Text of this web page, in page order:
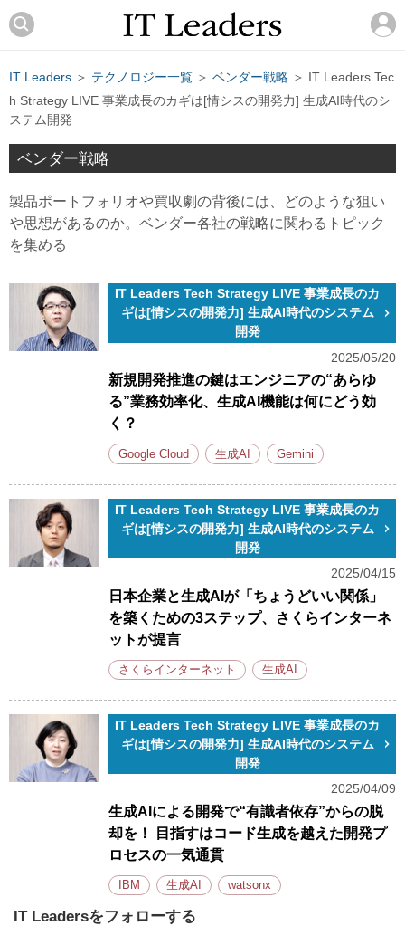
IT Leaders ＞ テクノロジー一覧 ＞ ベンダー戦略 ＞ IT Leaders Tec
h Strategy LIVE 事業成長のカギは[情シスの開発力] 生成AI時代のシ
ステム開発
ベンダー戦略
製品ポートフォリオや買収劇の背後には、どのような狙い
や思想があるのか。ベンダー各社の戦略に関わるトピック
を集める
IT Leaders Tech Strategy LIVE 事業成長のカ
ギは[情シスの開発力] 生成AI時代のシステム
開発
2025/05/20
新規開発推進の鍵はエンジニアの“あらゆ
る”業務効率化、生成AI機能は何にどう効
く？
Google Cloud 生成AI Gemini
IT Leaders Tech Strategy LIVE 事業成長のカ
ギは[情シスの開発力] 生成AI時代のシステム
開発
2025/04/15
日本企業と生成AIが「ちょうどいい関係」
を築くための3ステップ、さくらインターネ
ットが提言
さくらインターネット 生成AI
IT Leaders Tech Strategy LIVE 事業成長のカ
ギは[情シスの開発力] 生成AI時代のシステム
開発
2025/04/09
生成AIによる開発で“有識者依存”からの脱
却を！ 目指すはコード生成を越えた開発プ
ロセスの一気通貫
IBM 生成AI watsonx
IT Leadersをフォローする